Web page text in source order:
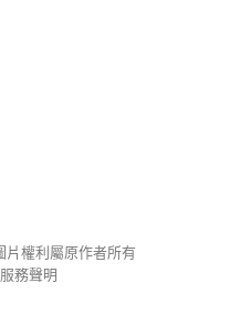
片權利屬原作者所有
服務聲明